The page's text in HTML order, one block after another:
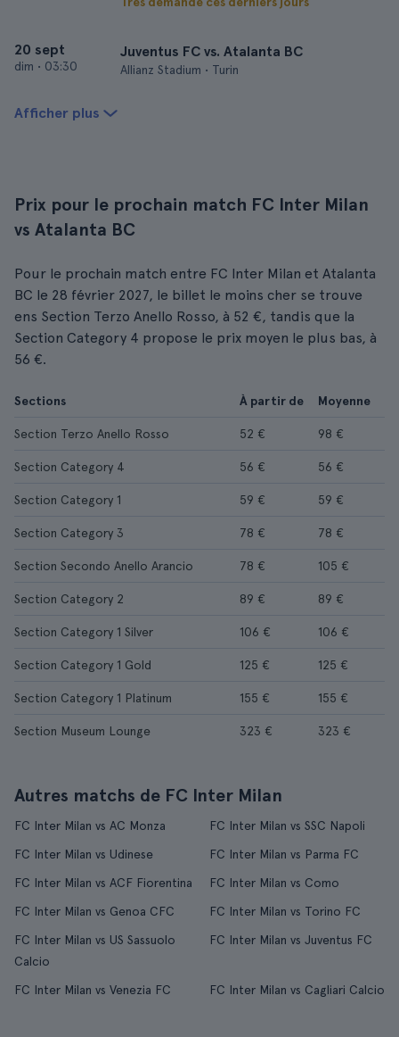
20 sept
dim • 03:30
Juventus FC vs. Atalanta BC
Allianz Stadium • Turin
Afficher plus
Prix pour le prochain match FC Inter Milan
vs Atalanta BC
Pour le prochain match entre FC Inter Milan et Atalanta
BC le 28 février 2027, le billet le moins cher se trouve
ens Section Terzo Anello Rosso, à 52 €, tandis que la
Section Category 4 propose le prix moyen le plus bas, à
56 €.
Sections À partir de Moyenne
Section Terzo Anello Rosso 52 € 98 €
Section Category 4 56 € 56 €
Section Category 1 59 € 59 €
Section Category 3 78 € 78 €
Section Secondo Anello Arancio 78 € 105 €
Section Category 2 89 € 89 €
Section Category 1 Silver 106 € 106 €
Section Category 1 Gold 125 € 125 €
Section Category 1 Platinum 155 € 155 €
Section Museum Lounge 323 € 323 €
Autres matchs de FC Inter Milan
FC Inter Milan vs AC Monza
FC Inter Milan vs SSC Napoli
FC Inter Milan vs Udinese
FC Inter Milan vs Parma FC
FC Inter Milan vs ACF Fiorentina
FC Inter Milan vs Como
FC Inter Milan vs Genoa CFC
FC Inter Milan vs Torino FC
FC Inter Milan vs US Sassuolo
Calcio
FC Inter Milan vs Juventus FC
FC Inter Milan vs Venezia FC FC Inter Milan vs Cagliari Calcio